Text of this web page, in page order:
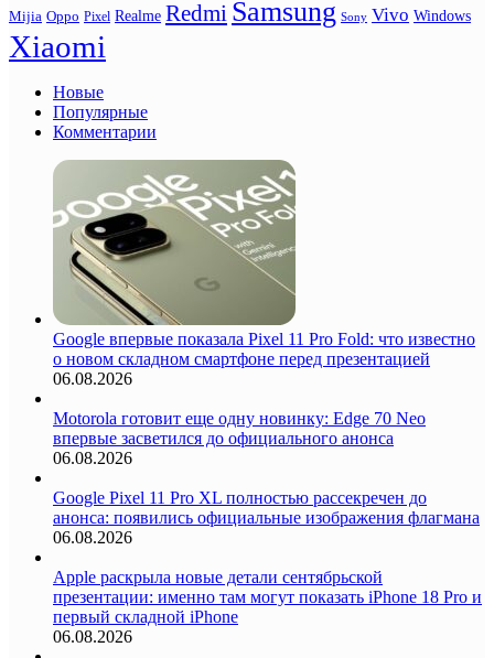
Mijia Oppo Pixel Realme Redmi Samsung Sony Vivo Windows
Xiaomi
Новые
Популярные
Комментарии
Google впервые показала Pixel 11 Pro Fold: что известно
о новом складном смартфоне перед презентацией
06.08.2026
Motorola готовит еще одну новинку: Edge 70 Neo
впервые засветился до официального анонса
06.08.2026
Google Pixel 11 Pro XL полностью рассекречен до
анонса: появились официальные изображения флагмана
06.08.2026
Apple раскрыла новые детали сентябрьской
презентации: именно там могут показать iPhone 18 Pro и
первый складной iPhone
06.08.2026